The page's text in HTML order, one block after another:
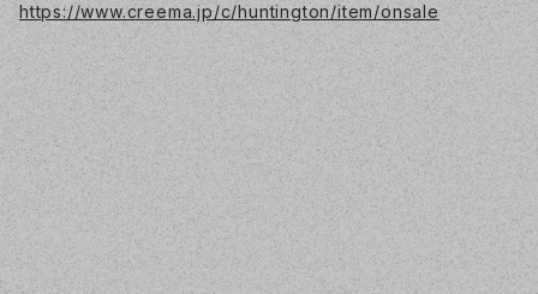
https://www.creema.jp/c/huntington/item/onsale